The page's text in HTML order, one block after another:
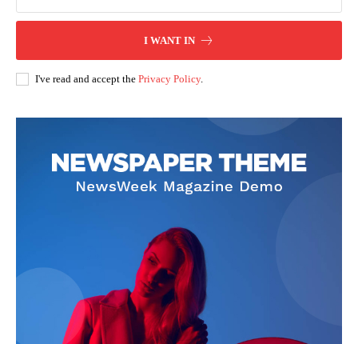
I WANT IN
I've read and accept the Privacy Policy.